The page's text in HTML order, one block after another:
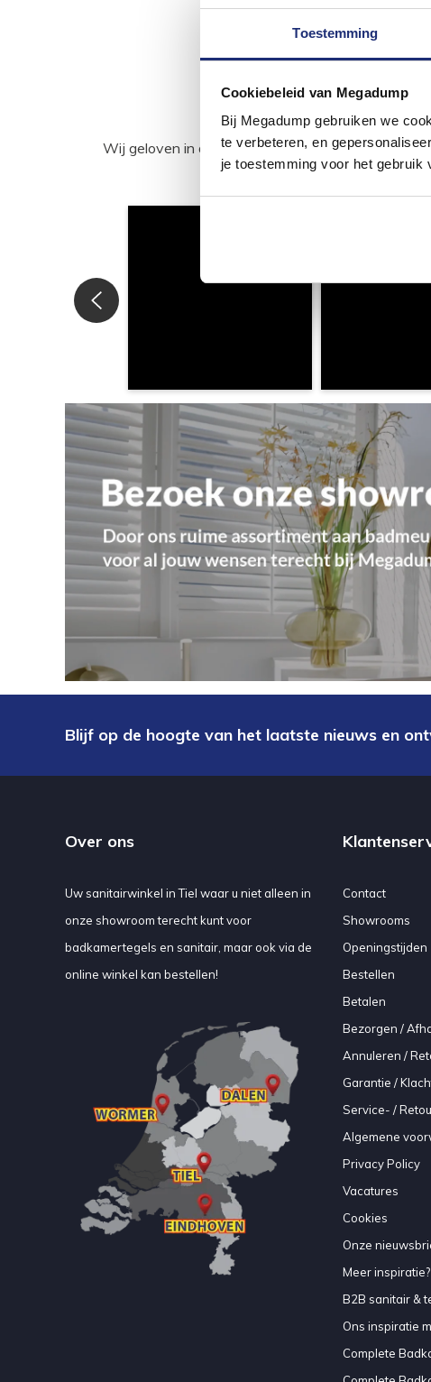
Toestemming
Cookiebeleid van Megadump
Bij Megadump gebruiken we
te verbeteren, en
je toestemming voor het gebruik
Wij geloven in de kracht van delen. Deel jouw
Blijf op de hoogte van het laatste nieuws en
Over ons
Uw sanitairwinkel in Tiel waar u niet alleen in
onze showroom terecht kunt voor
badkamertegels en sanitair, maar ook via de
online winkel kan bestellen!
Contact
Showrooms
Openingstijden
Bestellen
Betalen
Bezorgen /
Annuleren /
Garantie /
Service- /
Algemene
Privacy Policy
Vacatures
Cookies
Onze
Meer inspiratie?
B2B sanitair &
Ons inspiratie
Complete